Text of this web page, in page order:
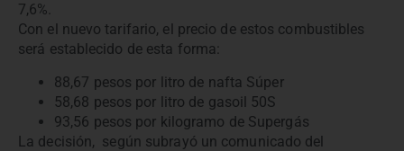
7,6%.
Con el nuevo tarifario, el precio de estos combustibles
será establecido de esta forma:
88,67 pesos por litro de nafta Súper
58,68 pesos por litro de gasoil 50S
93,56 pesos por kilogramo de Supergás
La decisión, según subrayó un comunicado del